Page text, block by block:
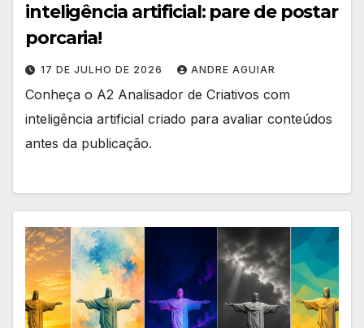
inteligência artificial: pare de postar
porcaria!
17 DE JULHO DE 2026 ANDRE AGUIAR
Conheça o A2 Analisador de Criativos com
inteligência artificial criado para avaliar conteúdos
antes da publicação.